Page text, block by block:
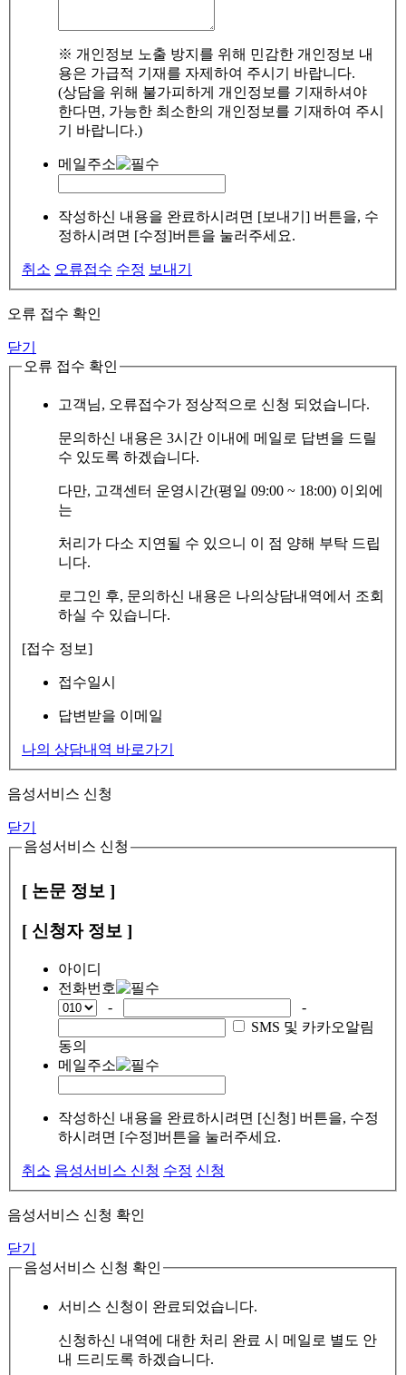
※ 개인정보 노출 방지를 위해 민감한 개인정보 내
용은 가급적 기재를 자제하여 주시기 바랍니다.
(상담을 위해 불가피하게 개인정보를 기재하셔야
한다면, 가능한 최소한의 개인정보를 기재하여 주시
기 바랍니다.)
메일주소
작성하신 내용을 완료하시려면 [보내기] 버튼을, 수
정하시려면 [수정]버튼을 눌러주세요.
취소 오류접수 수정 보내기
오류 접수 확인
닫기
오류 접수 확인
고객님, 오류접수가 정상적으로 신청 되었습니다.
문의하신 내용은 3시간 이내에 메일로 답변을 드릴
수 있도록 하겠습니다.
다만, 고객센터 운영시간(평일 09:00 ~ 18:00) 이외에
는
처리가 다소 지연될 수 있으니 이 점 양해 부탁 드립
니다.
로그인 후, 문의하신 내용은 나의상담내역에서 조회
하실 수 있습니다.
[접수 정보]
접수일시
답변받을 이메일
나의 상담내역 바로가기
음성서비스 신청
닫기
음성서비스 신청
[ 논문 정보 ]
[ 신청자 정보 ]
아이디
전화번호
-
-
SMS 및 카카오알림
동의
메일주소
작성하신 내용을 완료하시려면 [신청] 버튼을, 수정
하시려면 [수정]버튼을 눌러주세요.
취소 음성서비스 신청 수정 신청
음성서비스 신청 확인
닫기
음성서비스 신청 확인
서비스 신청이 완료되었습니다.
신청하신 내역에 대한 처리 완료 시 메일로 별도 안
내 드리도록 하겠습니다.